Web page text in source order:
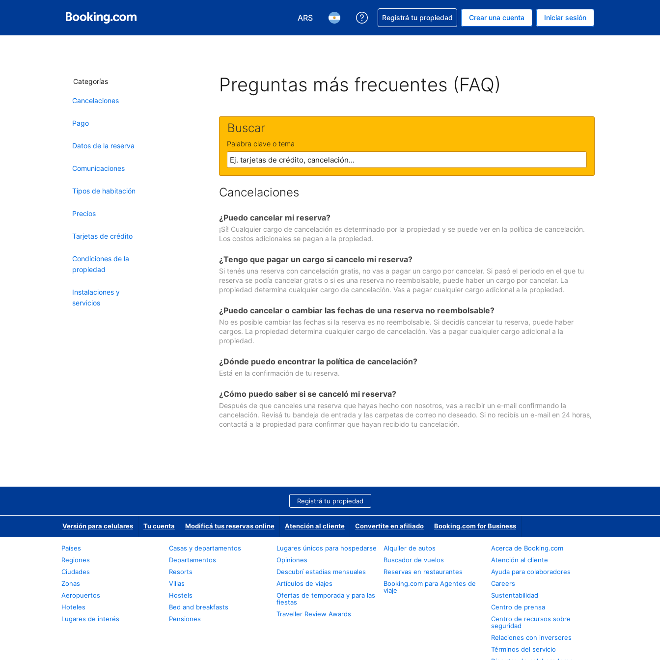
ARS
Elegir la moneda. Tu moneda actual es Peso argentino
Elegir el idioma. El idioma que estás usando es Español (Argentina)
Conseguí ayuda con tu reserva
Registrá tu propiedad Crear una cuenta Iniciar sesión
Categorías
Cancelaciones
Pago
Datos de la reserva
Comunicaciones
Tipos de habitación
Precios
Tarjetas de crédito
Condiciones de la
propiedad
Instalaciones y
servicios
Preguntas más frecuentes (FAQ)
Buscar
Palabra clave o tema
Cancelaciones
¿Puedo cancelar mi reserva?
¡Sí! Cualquier cargo de cancelación es determinado por la propiedad y se puede ver en la política de cancelación.
Los costos adicionales se pagan a la propiedad.
¿Tengo que pagar un cargo si cancelo mi reserva?
Si tenés una reserva con cancelación gratis, no vas a pagar un cargo por cancelar. Si pasó el periodo en el que tu
reserva se podía cancelar gratis o si es una reserva no reembolsable, puede haber un cargo por cancelar. La
propiedad determina cualquier cargo de cancelación. Vas a pagar cualquier cargo adicional a la propiedad.
¿Puedo cancelar o cambiar las fechas de una reserva no reembolsable?
No es posible cambiar las fechas si la reserva es no reembolsable. Si decidís cancelar tu reserva, puede haber
cargos. La propiedad determina cualquier cargo de cancelación. Vas a pagar cualquier cargo adicional a la
propiedad.
¿Dónde puedo encontrar la política de cancelación?
Está en la confirmación de tu reserva.
¿Cómo puedo saber si se canceló mi reserva?
Después de que canceles una reserva que hayas hecho con nosotros, vas a recibir un e-mail confirmando la
cancelación. Revisá tu bandeja de entrada y las carpetas de correo no deseado. Si no recibís un e-mail en 24 horas,
contactá a la propiedad para confirmar que hayan recibido tu cancelación.
Registrá tu propiedad
Versión para celulares Tu cuenta Modificá tus reservas online Atención al cliente Convertite en afiliado Booking.com for Business
Países
Regiones
Ciudades
Zonas
Aeropuertos
Hoteles
Lugares de interés
Casas y departamentos
Departamentos
Resorts
Villas
Hostels
Bed and breakfasts
Pensiones
Lugares únicos para hospedarse
Opiniones
Descubrí estadías mensuales
Artículos de viajes
Ofertas de temporada y para las
fiestas
Traveller Review Awards
Alquiler de autos
Buscador de vuelos
Reservas en restaurantes
Booking.com para Agentes de
viaje
Acerca de Booking.com
Atención al cliente
Ayuda para colaboradores
Careers
Sustentabilidad
Centro de prensa
Centro de recursos sobre
seguridad
Relaciones con inversores
Términos del servicio